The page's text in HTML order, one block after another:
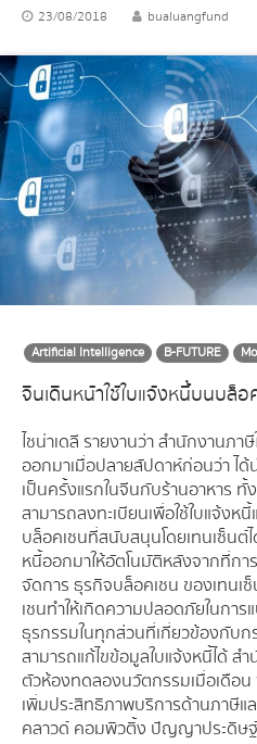
23/08/2018 bualuangfund
Artificial Intelligence B-FUTURE
จีนเดินหน้าใช้ใบแจ้งหนี้บนบล็อ
ไชน่าเดลี รายงานว่า สำนักงานภา
ออกมาเมื่อปลายสัปดาห์ก่อนว่า ไ
เป็นครั้งแรกในจีนกับร้านอาหาร
สามารถลงทะเบียนเพื่อใช้ใบแจ้ง
บล็อคเชนที่สนับสนุนโดยเทนเซ็นต์
หนี้ออกมาให้อัตโนมัติหลังจากที่กา
จัดการ ธุรกิจบล็อคเชน ของเทนเ
เชนทำให้เกิดความปลอดภัยในกา
ธุรกรรมในทุกส่วนที่เกี่ยวข้องกับก
สามารถแก้ไขข้อมูลใบแจ้งหนี้ได้ ส
ตัวห้องทดลองนวัตกรรมเมื่อเดือน
เพิ่มประสิทธิภาพบริการด้านภาษีแ
คลาวด์ คอมพิวติ้ง ปัญญาประดิษฐ์